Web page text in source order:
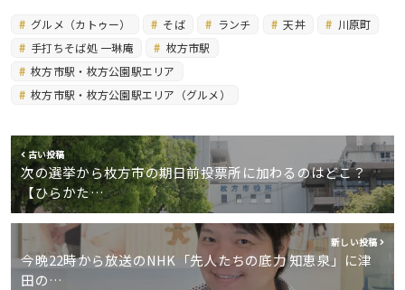
グルメ（カトゥー） そば ランチ 天丼
川原町
手打ちそば処 一琳庵
枚方市駅
枚方市駅・枚方公園駅エリア
枚方市駅・枚方公園駅エリア（グルメ）
古い投稿
次の選挙から枚方市の期日前投票所に加わるのはどこ？
【ひらかた…
新しい投稿
今晩22時から放送のNHK「先人たちの底力 知恵泉」に津
田の…